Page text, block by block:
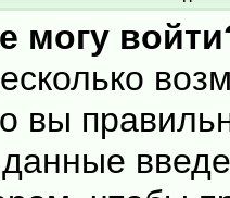
могу
вы